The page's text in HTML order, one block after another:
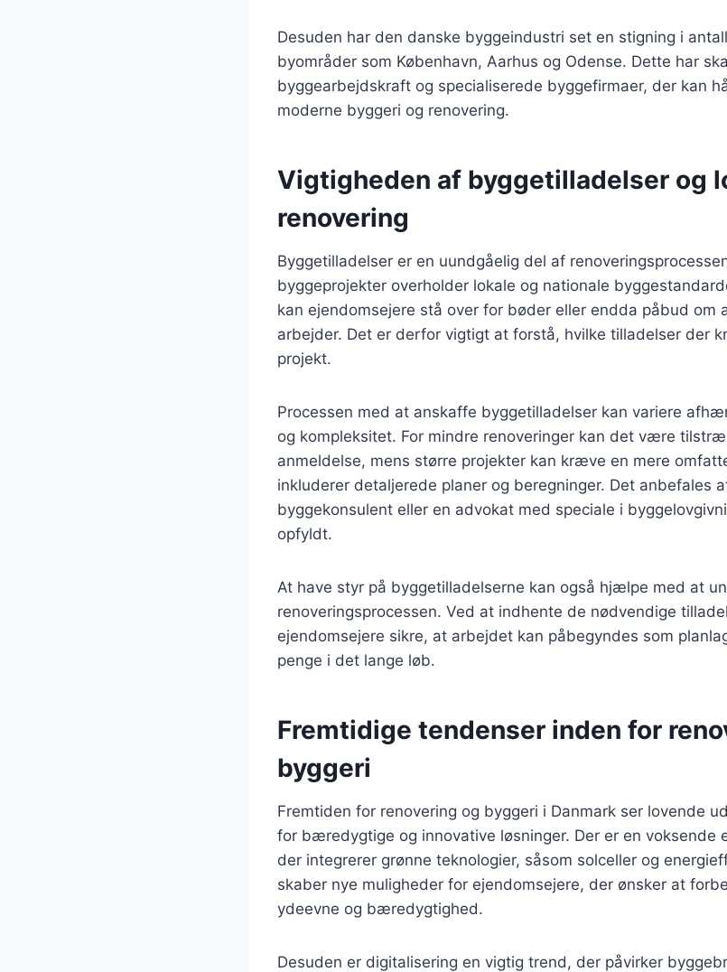
Desuden har den danske byggeindustri set en stigning i
byområder som København, Aarhus og Odense. Dette har
byggearbejdskraft og specialiserede byggefirmaer, der kan
moderne byggeri og renovering.
Vigtigheden af byggetilladelser og
renovering
Byggetilladelser er en uundgåelig del af
byggeprojekter overholder lokale og nationale
kan ejendomsejere stå over for bøder eller endda påbud om
arbejder. Det er derfor vigtigt at forstå, hvilke tilladelser der
projekt.
Processen med at anskaffe byggetilladelser kan variere
og kompleksitet. For mindre renoveringer kan det være
anmeldelse, mens større projekter kan kræve en mere
inkluderer detaljerede planer og beregninger. Det anbefales
byggekonsulent eller en advokat med speciale i
opfyldt.
At have styr på byggetilladelserne kan også hjælpe med at
renoveringsprocessen. Ved at indhente de nødvendige
ejendomsejere sikre, at arbejdet kan påbegyndes som
penge i det lange løb.
Fremtidige tendenser inden for
byggeri
Fremtiden for renovering og byggeri i Danmark ser lovende
for bæredygtige og innovative løsninger. Der er en voksende
der integrerer grønne teknologier, såsom solceller og
skaber nye muligheder for ejendomsejere, der ønsker at
ydeevne og bæredygtighed.
Desuden er digitalisering en vigtig trend, der påvirker